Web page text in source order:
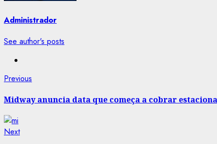
Administrador
See author's posts
Post
navigation
Previous
Midway anuncia data que começa a cobrar
NextNext